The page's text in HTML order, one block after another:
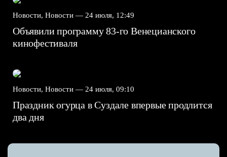
Новости, Новости — 24 июля, 12:49
Объявили программу 83-го Венецианского
кинофестиваля
Новости, Новости — 24 июля, 09:10
Праздник огурца в Суздале впервые продлится
два дня